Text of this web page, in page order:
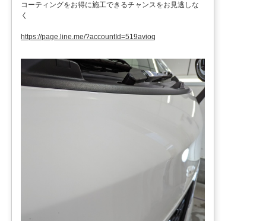
コーティングをお得に施工できるチャンスをお見逃しな
く
https://page.line.me/?accountId=519avioq